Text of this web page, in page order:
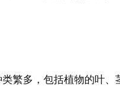
繁多，包括植物的叶